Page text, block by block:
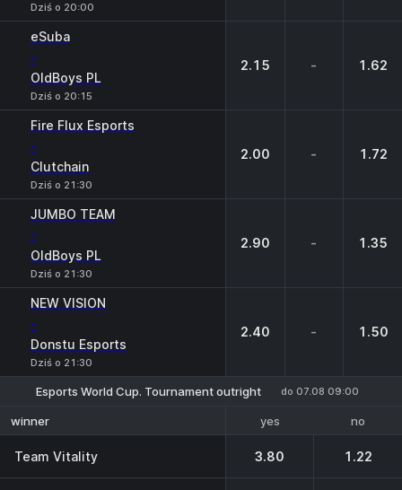
Dziś o 20:00
eSuba
-
OldBoys PL
Dziś o 20:15
2.15 - 1.62
Fire Flux Esports
-
Clutchain
Dziś o 21:30
2.00 - 1.72
JUMBO TEAM
-
OldBoys PL
Dziś o 21:30
2.90 - 1.35
NEW VISION
-
Donstu Esports
Dziś o 21:30
2.40 - 1.50
Esports World Cup. Tournament outright do 07.08 09:00
winner yes no
Team Vitality 3.80 1.22